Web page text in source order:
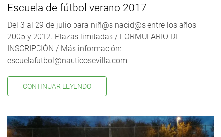
Escuela de fútbol verano 2017
Del 3 al 29 de julio para niñ@s nacid@s entre los años
2005 y 2012. Plazas limitadas / FORMULARIO DE
INSCRIPCIÓN / Más información:
escuelafutbol@nauticosevilla.com
CONTINUAR LEYENDO